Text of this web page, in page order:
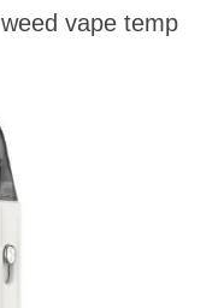
weed vape temp